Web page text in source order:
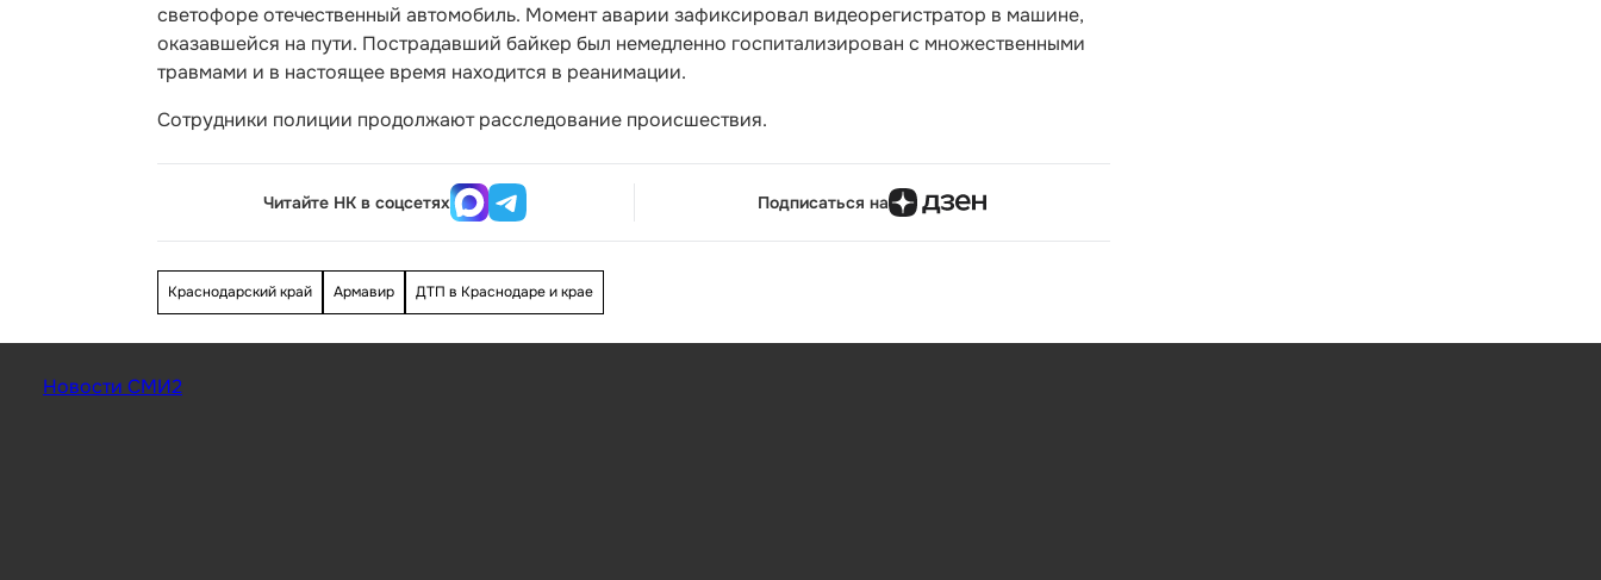
светофоре отечественный автомобиль. Момент аварии зафиксировал видеорегистратор в машине,
оказавшейся на пути. Пострадавший байкер был немедленно госпитализирован с множественными
травмами и в настоящее время находится в реанимации.
Сотрудники полиции продолжают расследование происшествия.
Читайте НК в соцсетях Подписаться на
Краснодарский край Армавир ДТП в Краснодаре и крае
Новости СМИ2